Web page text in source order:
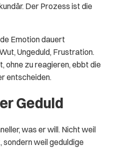
Der Prozess ist die
Emotion dauert
Ungeduld, Frustration.
ohne zu reagieren, ebbt die
entscheiden.
Geduld
was er will. Nicht weil
sondern weil geduldige